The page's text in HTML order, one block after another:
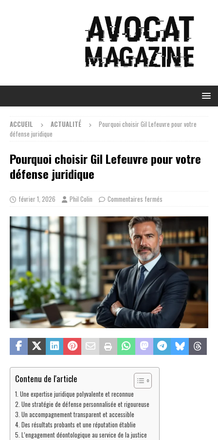
ACCUEIL ACTUALITÉ
Pourquoi choisir Gil Lefeuvre pour votre
défense juridique
Pourquoi choisir Gil Lefeuvre pour votre
défense juridique
février 1, 2026 Phil Colin Commentaires fermés
Contenu de l'article
Une expertise juridique polyvalente et reconnue
Une stratégie de défense personnalisée et rigoureuse
Un accompagnement transparent et accessible
Des résultats probants et une réputation établie
L’engagement déontologique au service de la justice